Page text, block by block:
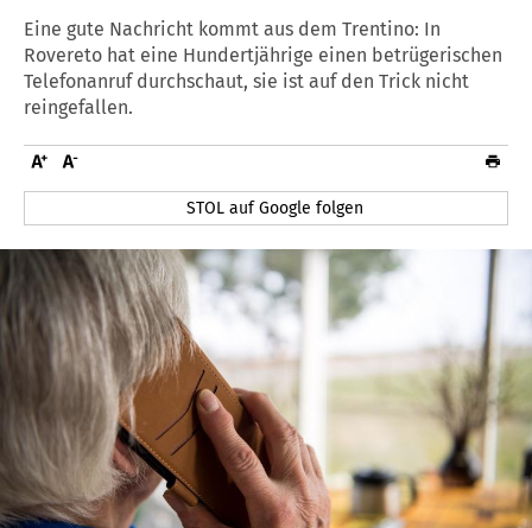
Eine gute Nachricht kommt aus dem Trentino: In
Rovereto hat eine Hundertjährige einen betrügerischen
Telefonanruf durchschaut, sie ist auf den Trick nicht
reingefallen.
STOL auf Google folgen